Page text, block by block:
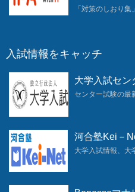
「対策のしおり集
入試情報をキャッチ
大学入試セン
センター試験の最
河合塾Kei－
大学入試情報、大